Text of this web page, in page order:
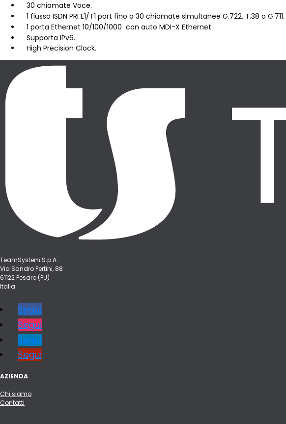
30 chiamate Voce.
1 flusso ISDN PRI E1/T1 port fino a 30 chiamate simultanee G.722, T.38 o G.711.
1 porta Ethernet 10/100/1000 con auto MDI-X Ethernet.
Supporta IPv6.
High Precision Clock.
TeamSystem S.p.A.
Via Sandro Pertini, 88
61122 Pesaro (PU)
Italia
Segui
Segui
Segui
Segui
AZIENDA
Chi siamo
Contatti